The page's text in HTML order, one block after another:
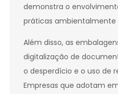
demonstra o
práticas ambientalmente
Além disso, as
digitalização de
o desperdício e o uso de
Empresas que adotam